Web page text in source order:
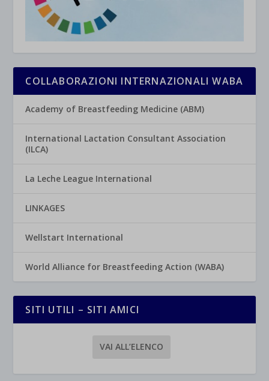
COLLABORAZIONI INTERNAZIONALI WABA
Academy of Breastfeeding Medicine (ABM)
International Lactation Consultant Association
(ILCA)
La Leche League International
LINKAGES
Wellstart International
World Alliance for Breastfeeding Action (WABA)
SITI UTILI – SITI AMICI
VAI ALL’ELENCO